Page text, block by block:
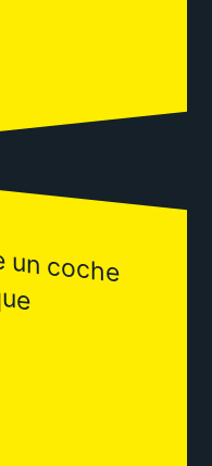
un coche